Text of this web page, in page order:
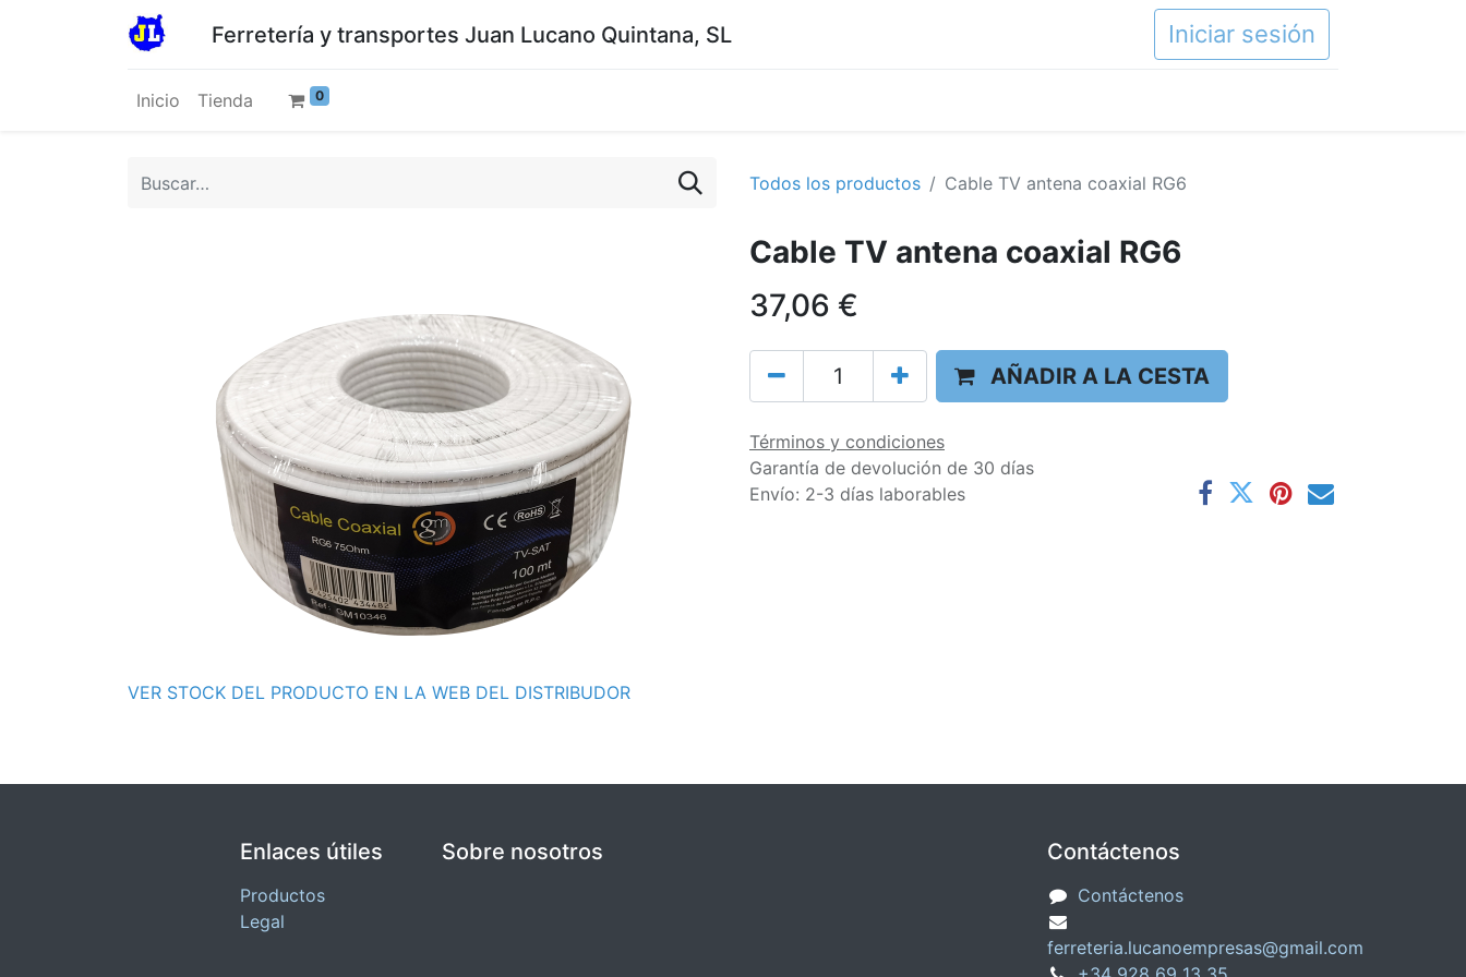
Ferretería y transportes Juan Lucano Quintana, SL Iniciar sesión
Inicio Tienda 0
Todos los productos Cable TV antena coaxial RG6
VER STOCK DEL PRODUCTO EN LA WEB DEL DISTRIBUDOR
Cable TV antena coaxial RG6
37,06 €
AÑADIR A LA CESTA
Términos y condiciones
Garantía de devolución de 30 días
Envío: 2-3 días laborables
Sobre nosotros Contáctenos
Contáctenos
ferreteria.lucanoempresas@gmail.com
Enlaces útiles
Productos
Legal